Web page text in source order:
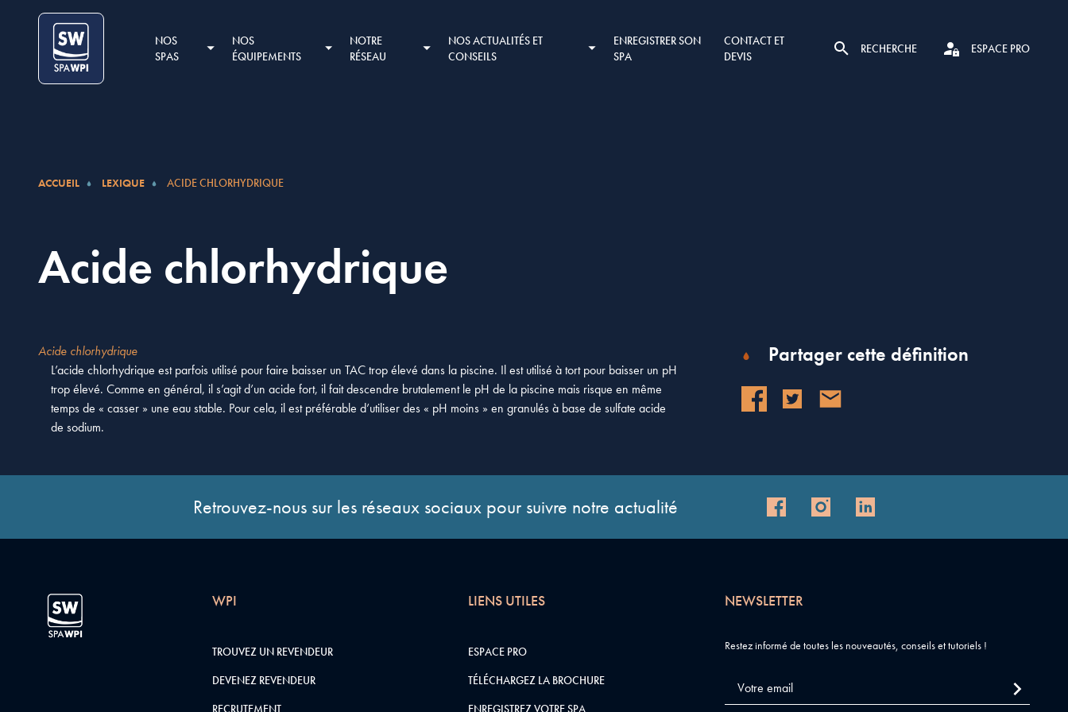
NOS
SPAS
NOS
ÉQUIPEMENTS
NOTRE
RÉSEAU
NOS ACTUALITÉS ET
CONSEILS
ENREGISTRER SON
SPA
CONTACT ET
DEVIS
RECHERCHE ESPACE PRO
ACCUEIL LEXIQUE ACIDE CHLORHYDRIQUE
Acide chlorhydrique
Acide chlorhydrique
L’acide chlorhydrique est parfois utilisé pour faire baisser un TAC trop élevé dans la piscine. Il est utilisé à tort pour baisser un pH
trop élevé. Comme en général, il s’agit d’un acide fort, il fait descendre brutalement le pH de la piscine mais risque en même
temps de « casser » une eau stable. Pour cela, il est préférable d’utiliser des « pH moins » en granulés à base de sulfate acide
de sodium.
Partager cette définition
Retrouvez-nous sur les réseaux sociaux pour suivre notre actualité
WPI
TROUVEZ UN REVENDEUR
DEVENEZ REVENDEUR
RECRUTEMENT
LIENS UTILES
ESPACE PRO
TÉLÉCHARGEZ LA BROCHURE
ENREGISTREZ VOTRE SPA
NEWSLETTER
Restez informé de toutes les nouveautés, conseils et tutoriels !